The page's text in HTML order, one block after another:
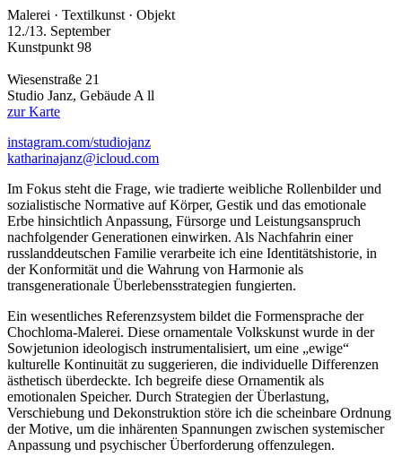
Malerei · Textilkunst · Objekt
12./13. September
Kunstpunkt 98
Wiesenstraße 21
Studio Janz, Gebäude A ll
zur Karte
instagram.com/studiojanz
katharinajanz@icloud.com
Im Fokus steht die Frage, wie tradierte weibliche Rollenbilder und
sozialistische Normative auf Körper, Gestik und das emotionale
Erbe hinsichtlich Anpassung, Fürsorge und Leistungsanspruch
nachfolgender Generationen einwirken. Als Nachfahrin einer
russlanddeutschen Familie verarbeite ich eine Identitätshistorie, in
der Konformität und die Wahrung von Harmonie als
transgenerationale Überlebensstrategien fungierten.
Ein wesentliches Referenzsystem bildet die Formensprache der
Chochloma-Malerei. Diese ornamentale Volkskunst wurde in der
Sowjetunion ideologisch instrumentalisiert, um eine „ewige“
kulturelle Kontinuität zu suggerieren, die individuelle Differenzen
ästhetisch überdeckte. Ich begreife diese Ornamentik als
emotionalen Speicher. Durch Strategien der Überlastung,
Verschiebung und Dekonstruktion störe ich die scheinbare Ordnung
der Motive, um die inhärenten Spannungen zwischen systemischer
Anpassung und psychischer Überforderung offenzulegen.